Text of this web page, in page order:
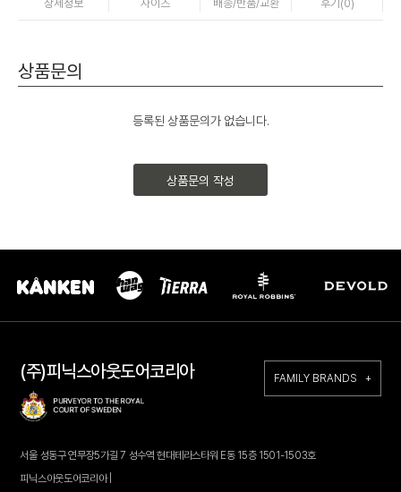
상세정보 사이즈 배송/반품/교환 후기(0)
상품문의
등록된 상품문의가 없습니다.
상품문의 작성
(주)피닉스아웃도어코리아 FAMILY BRANDS +
서울 성동구 연무장5가길 7 성수역 현대테라스타워 E동 15층 1501-1503호
피닉스아웃도어코리아 |